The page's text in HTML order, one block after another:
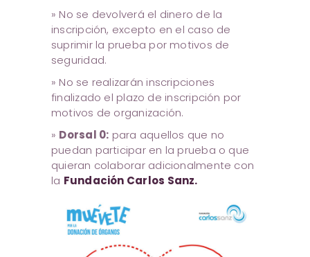
» No se devolverá el dinero de la
inscripción, excepto en el caso de
suprimir la prueba por motivos de
seguridad.
» No se realizarán inscripciones
finalizado el plazo de inscripción por
motivos de organización.
» Dorsal 0: para aquellos que no
puedan participar en la prueba o que
quieran colaborar adicionalmente con
la Fundación Carlos Sanz.